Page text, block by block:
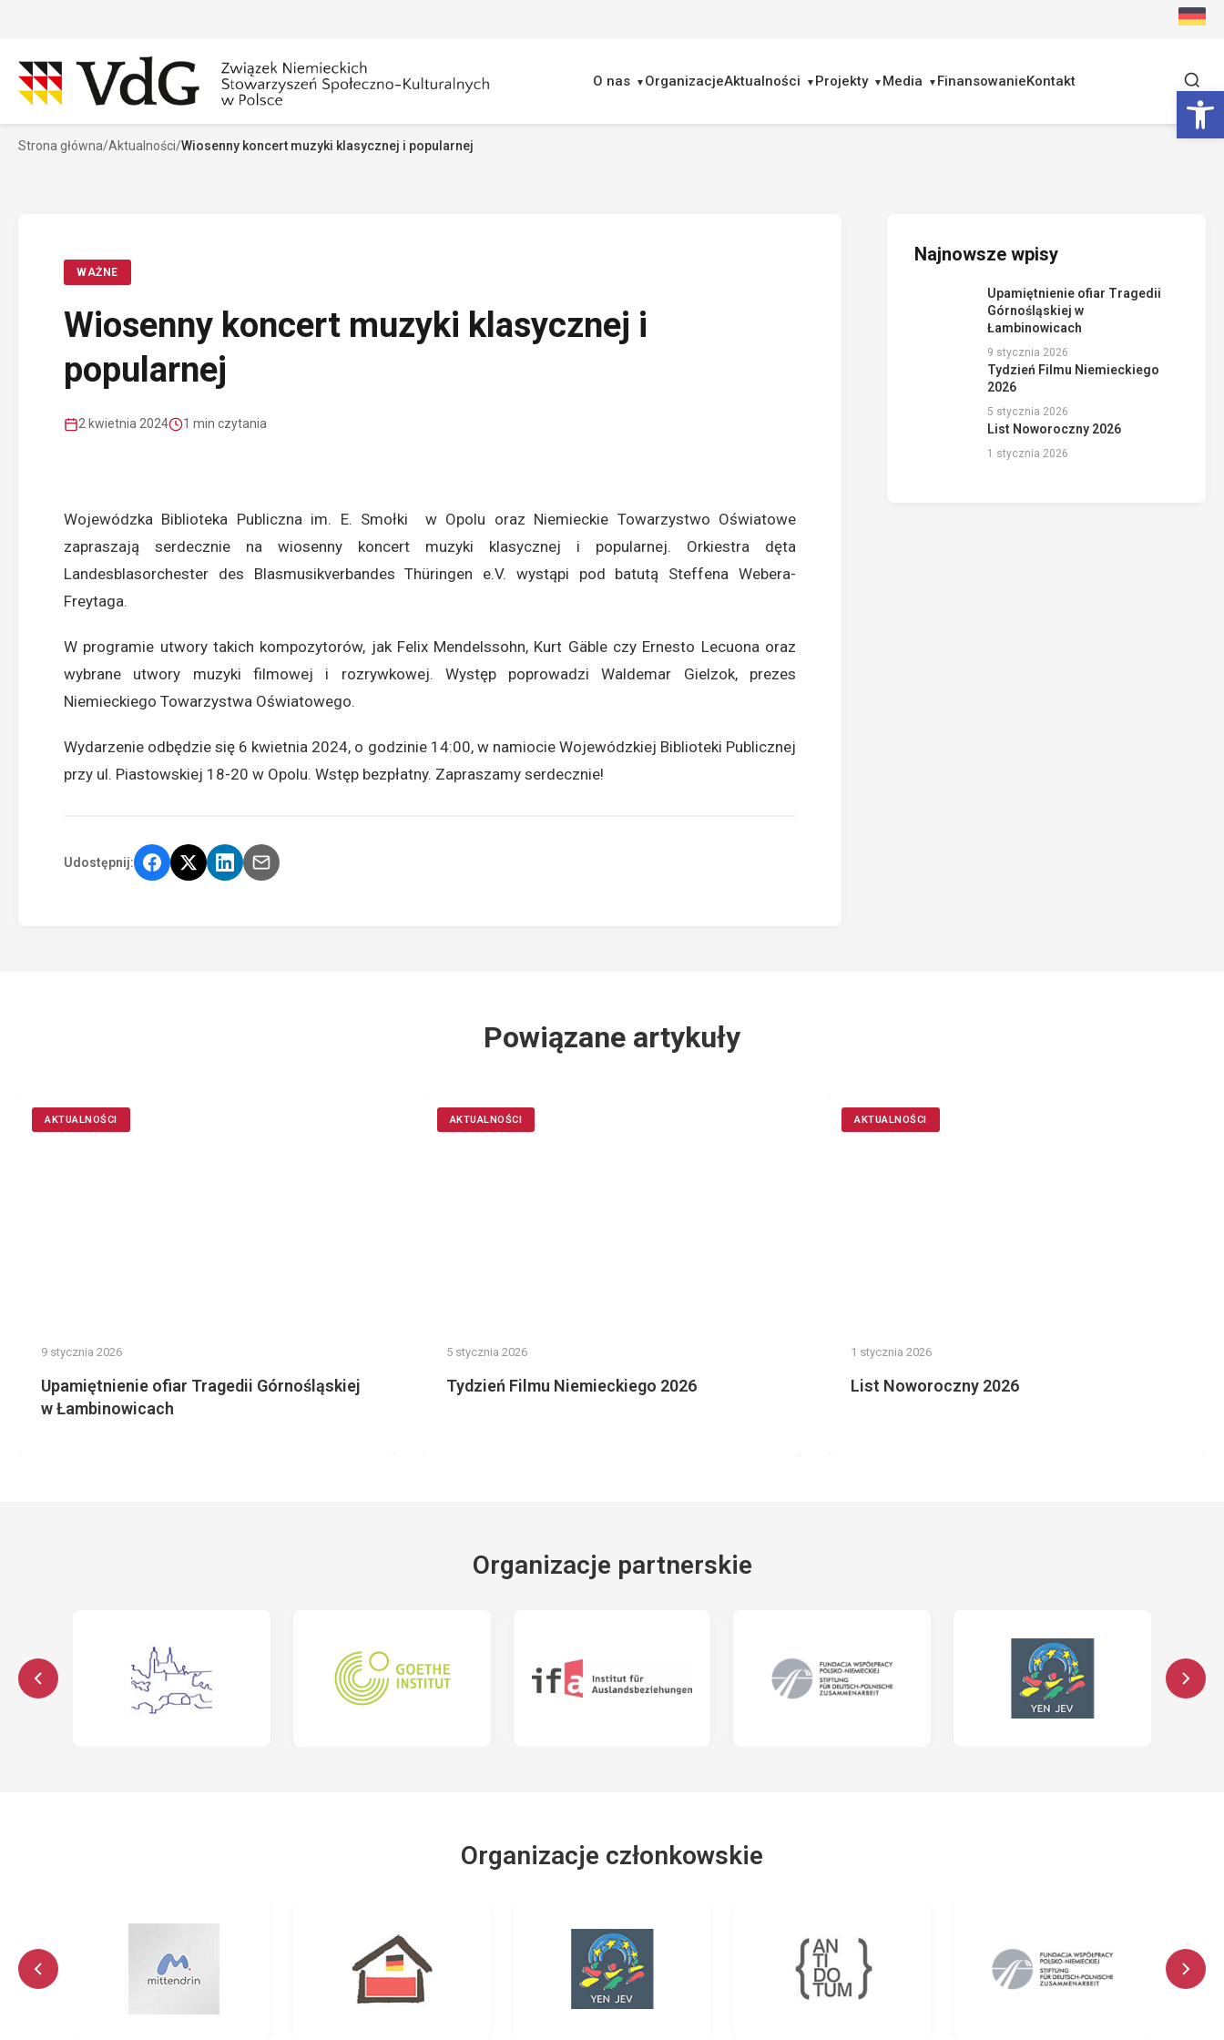
O nas OrganizacjeAktualności Projekty Media FinansowanieKontakt
Szukaj
Strona główna/Aktualności/Wiosenny koncert muzyki klasycznej i popularnej
WAŻNE
Wiosenny koncert muzyki klasycznej i
popularnej
2 kwietnia 2024 1 min czytania
Wojewódzka Biblioteka Publiczna im. E. Smołki w Opolu oraz Niemieckie Towarzystwo Oświatowe
zapraszają serdecznie na wiosenny koncert muzyki klasycznej i popularnej. Orkiestra dęta
Landesblasorchester des Blasmusikverbandes Thüringen e.V. wystąpi pod batutą Steffena Webera-
Freytaga.
W programie utwory takich kompozytorów, jak Felix Mendelssohn, Kurt Gäble czy Ernesto Lecuona oraz
wybrane utwory muzyki filmowej i rozrywkowej. Występ poprowadzi Waldemar Gielzok, prezes
Niemieckiego Towarzystwa Oświatowego.
Wydarzenie odbędzie się 6 kwietnia 2024, o godzinie 14:00, w namiocie Wojewódzkiej Biblioteki Publicznej
przy ul. Piastowskiej 18-20 w Opolu. Wstęp bezpłatny. Zapraszamy serdecznie!
Udostępnij:
Najnowsze wpisy
Upamiętnienie ofiar Tragedii
Górnośląskiej w
Łambinowicach
9 stycznia 2026
Tydzień Filmu Niemieckiego
2026
5 stycznia 2026
List Noworoczny 2026
1 stycznia 2026
Powiązane artykuły
AKTUALNOŚCI
9 stycznia 2026
Upamiętnienie ofiar Tragedii Górnośląskiej
w Łambinowicach
AKTUALNOŚCI
5 stycznia 2026
Tydzień Filmu Niemieckiego 2026
AKTUALNOŚCI
1 stycznia 2026
List Noworoczny 2026
Organizacje partnerskie
Organizacje członkowskie